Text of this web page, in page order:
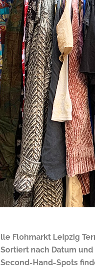
lle Flohmarkt Leipzig
Sortiert nach Datum
Second-Hand-Spots